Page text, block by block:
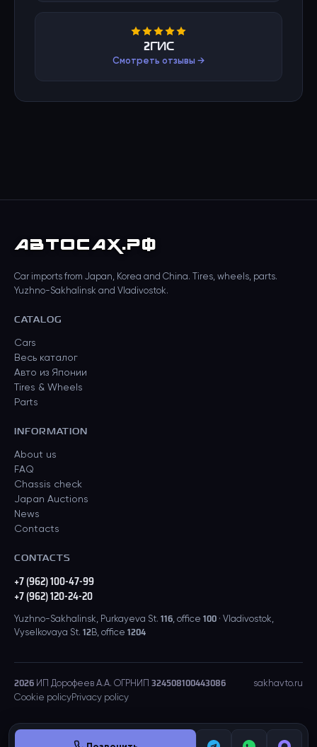
2ГИС
Смотреть отзывы →
АВТОСАХ.РФ
Car imports from Japan, Korea and China. Tires, wheels, parts.
Yuzhno-Sakhalinsk and Vladivostok.
CATALOG
Cars
Весь каталог
Авто из Японии
Tires & Wheels
Parts
INFORMATION
About us
FAQ
Chassis check
Japan Auctions
News
Contacts
CONTACTS
+7 (962) 100-47-99
+7 (962) 120-24-20
Yuzhno-Sakhalinsk, Purkayeva St. 116, office 100 · Vladivostok,
Vyselkovaya St. 12B, office 1204
2026 ИП Дорофеев А.А. ОГРНИП 324508100443086 sakhavto.ru
Cookie policyPrivacy policy